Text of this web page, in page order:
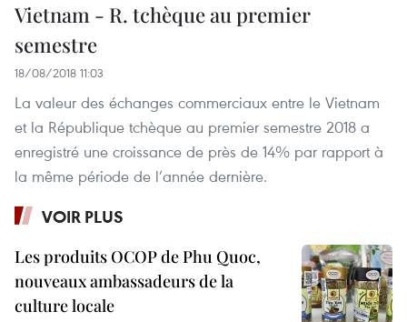
Vietnam - R. tchèque au premier
semestre
18/08/2018 11:03
La valeur des échanges commerciaux entre le Vietnam
et la République tchèque au premier semestre 2018 a
enregistré une croissance de près de 14% par rapport à
la même période de l’année dernière.
VOIR PLUS
Les produits OCOP de Phu Quoc,
nouveaux ambassadeurs de la
culture locale